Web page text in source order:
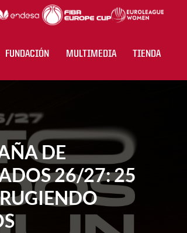
FUNDACIÓN MULTIMEDIA TIENDA
DE
26/27: 25